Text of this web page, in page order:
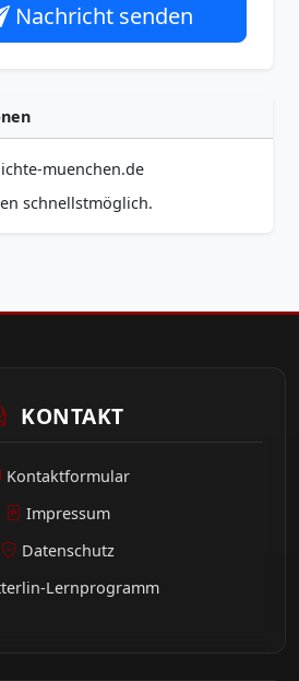
Nachricht senden
muenchen.de
schnellstmöglich.
KONTAKT
Kontaktformular
Impressum
Datenschutz
Lernprogramm